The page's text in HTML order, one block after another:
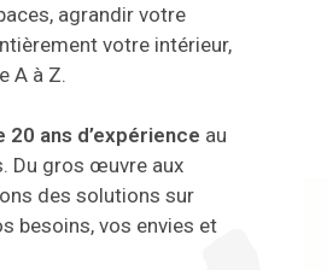
agrandir votre
votre intérieur,
A à Z.
20 ans d’expérience au
Du gros œuvre aux
des solutions sur
besoins, vos envies et